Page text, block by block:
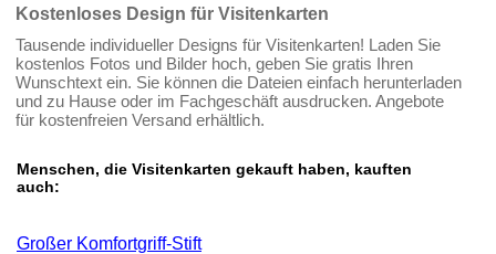
Kostenloses Design für Visitenkarten
Tausende individueller Designs für Visitenkarten! Laden Sie
kostenlos Fotos und Bilder hoch, geben Sie gratis Ihren
Wunschtext ein. Sie können die Dateien einfach herunterladen
und zu Hause oder im Fachgeschäft ausdrucken. Angebote
für kostenfreien Versand erhältlich.
Menschen, die Visitenkarten gekauft haben, kauften
auch:
Großer Komfortgriff-Stift